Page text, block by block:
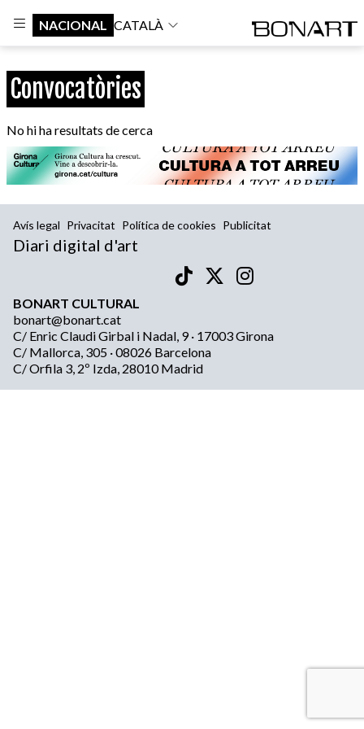
NACIONAL CATALÀ
Convocatòries
No hi ha resultats de cerca
Avís legal Privacitat Política de cookies Publicitat
Diari digital d'art
BONART CULTURAL
bonart@bonart.cat
C/ Enric Claudi Girbal i Nadal, 9 · 17003 Girona
C/ Mallorca, 305 · 08026 Barcelona
C/ Orfila 3, 2º Izda, 28010 Madrid